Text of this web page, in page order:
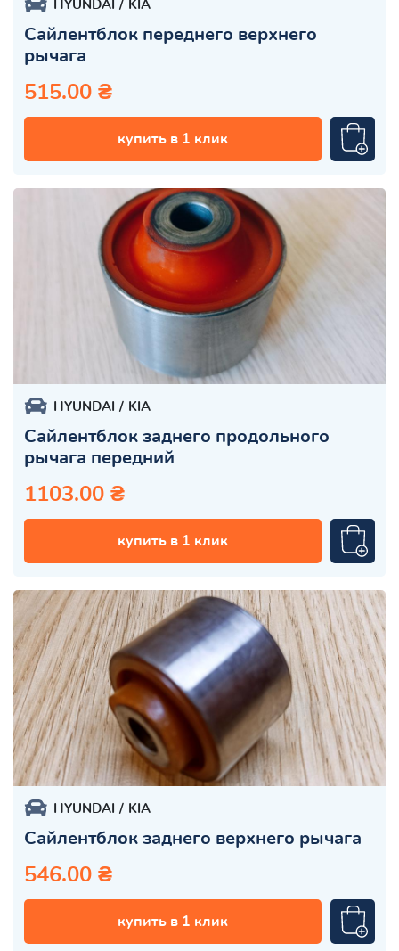
HYUNDAI KIA
Сайлентблок переднего верхнего
рычага
515.00 ₴
купить в 1 клик
HYUNDAI KIA
Сайлентблок заднего продольного
рычага передний
1103.00 ₴
купить в 1 клик
HYUNDAI KIA
Сайлентблок заднего верхнего рычага
546.00 ₴
купить в 1 клик